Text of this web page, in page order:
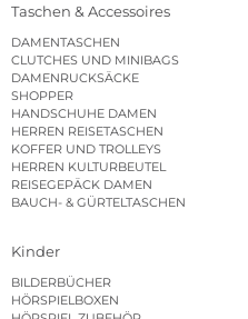
Taschen & Accessoires
DAMENTASCHEN
CLUTCHES UND MINIBAGS
DAMENRUCKSÄCKE
SHOPPER
HANDSCHUHE DAMEN
HERREN REISETASCHEN
KOFFER UND TROLLEYS
HERREN KULTURBEUTEL
REISEGEPÄCK DAMEN
BAUCH- & GÜRTELTASCHEN
Kinder
BILDERBÜCHER
HÖRSPIELBOXEN